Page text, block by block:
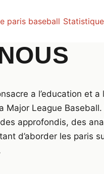
paris baseball
a l’education et a
Major League
approfondis, des
d’aborder les paris